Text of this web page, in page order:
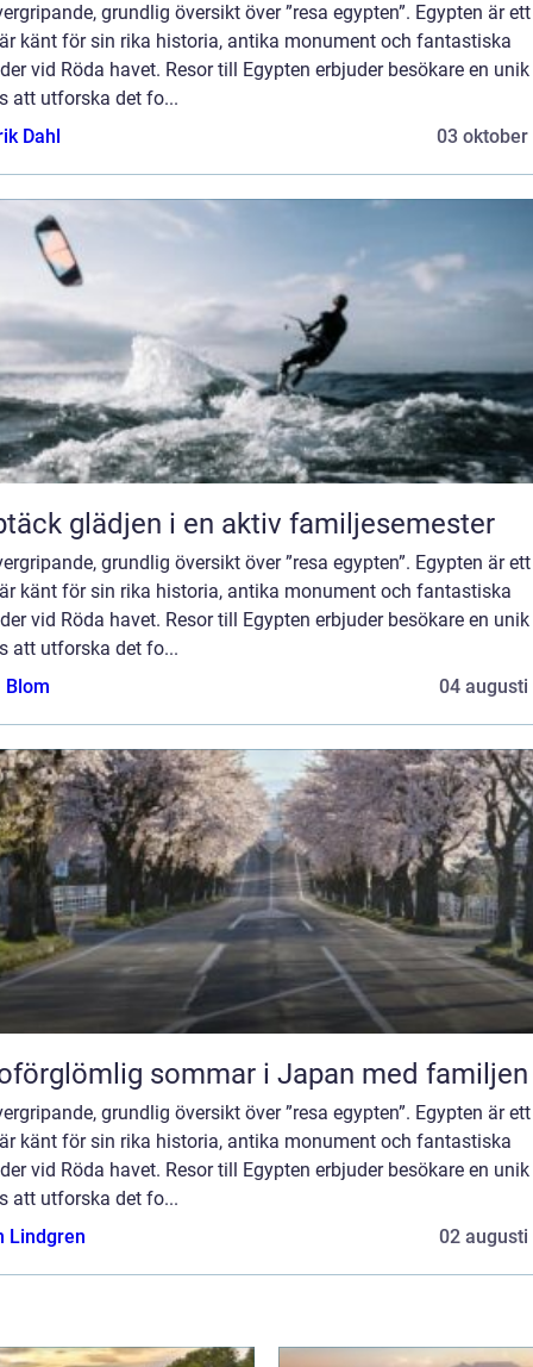
grundlig översikt över ”resa egypten”. Egypten är
känt för sin rika historia, antika monument och fantastiska
vid Röda havet. Resor till Egypten erbjuder besökare en unik
att utforska det fo...
Dahl
03 oktober
glädjen i en aktiv familjesemester
grundlig översikt över ”resa egypten”. Egypten är
känt för sin rika historia, antika monument och fantastiska
vid Röda havet. Resor till Egypten erbjuder besökare en unik
att utforska det fo...
Blom
04 augusti
sommar i Japan med familjen
grundlig översikt över ”resa egypten”. Egypten är
känt för sin rika historia, antika monument och fantastiska
vid Röda havet. Resor till Egypten erbjuder besökare en unik
att utforska det fo...
Lindgren
02 augusti